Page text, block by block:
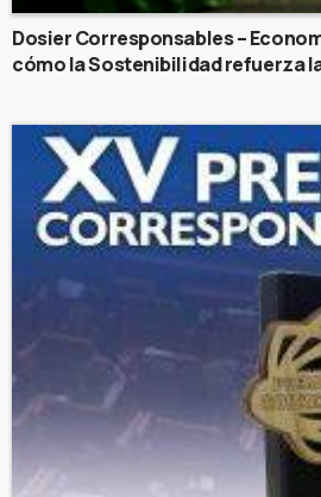
Dosier Corresponsables –
cómo la Sostenibilidad refuerza